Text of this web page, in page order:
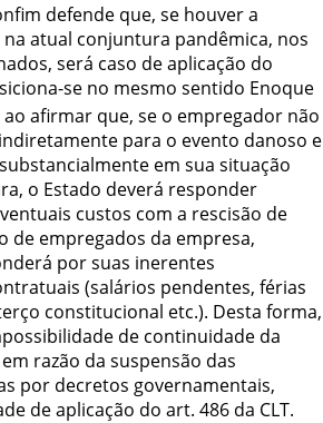
defende que, se houver a
atual conjuntura pandêmica, nos
será caso de aplicação do
se no mesmo sentido Enoque
ao afirmar que, se o empregador não
para o evento danoso e
em sua situação
o Estado deverá responder
custos com a rescisão de
de empregados da empresa,
por suas inerentes
(salários pendentes, férias
constitucional etc.). Desta forma,
de continuidade da
razão da suspensão das
por decretos governamentais,
de aplicação do art. 486 da CLT.